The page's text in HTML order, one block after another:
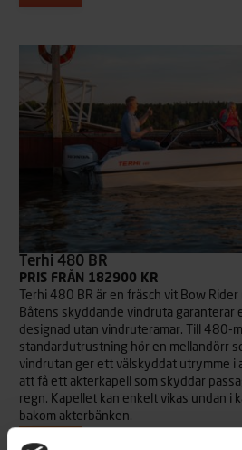
Terhi 480 BR
PRIS FRÅN 182900 KR
Terhi 480 BR är en fräsch vit Bow
Båtens skyddande vindruta garanterar
designad utan vindruteramar. Till 480-
standardutrustning hör en mellandörr
vindrutan ger ett välskyddat utrymme i
att få ett akterkapell som skyddar
regn. Kapellet kan enkelt vikas undan i
bakom akterbänken.